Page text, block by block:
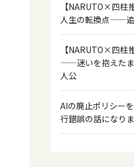
【NARUTO×四柱
人生の転換点——
【NARUTO×四柱
——迷いを抱えたま
人公
AIの廃止ポリシー
行錯誤の話になり